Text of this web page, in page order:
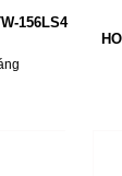
156LS4